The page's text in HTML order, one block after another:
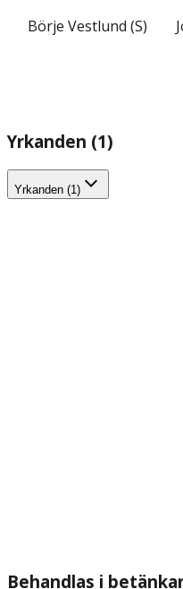
Börje Vestlund (S)
Yrkanden (1)
Yrkanden (1)
Behandlas i